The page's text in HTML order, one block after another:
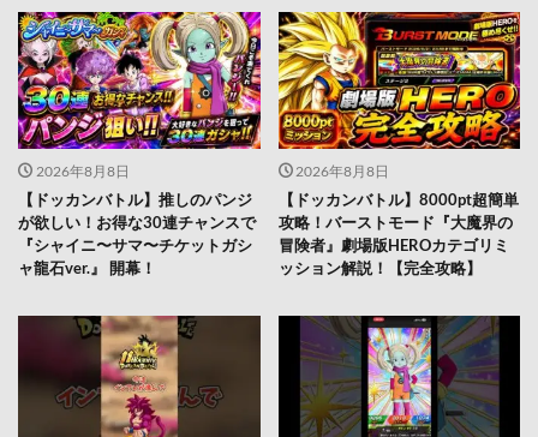
2026年8月8日
【ドッカンバトル】推しのパンジ
が欲しい！お得な30連チャンスで
『シャイニ〜サマ〜チケットガシ
ャ龍石ver.』 開幕！
2026年8月8日
【ドッカンバトル】8000pt超簡単
攻略！バーストモード『大魔界の
冒険者』劇場版HEROカテゴリミ
ッション解説！【完全攻略】